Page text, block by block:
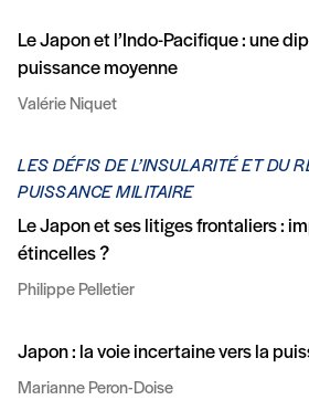
Le Japon et l’Indo-Pacifique : une
puissance moyenne
Valérie Niquet
LES DÉFIS DE L’INSULARITÉ ET DU
PUISSANCE MILITAIRE
Le Japon et ses litiges frontaliers :
étincelles ?
Philippe Pelletier
Japon : la voie incertaine vers la
Marianne Peron-Doise